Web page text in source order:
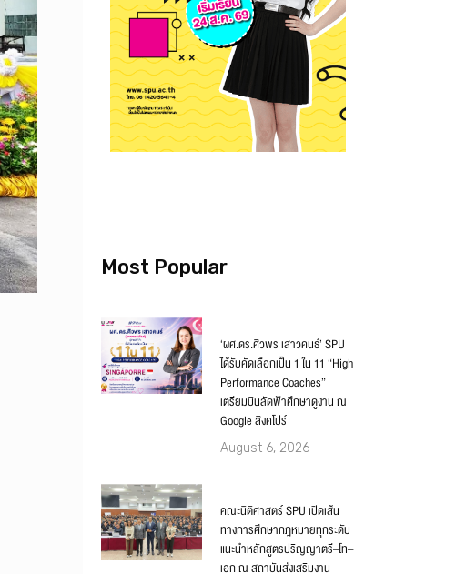
Most Popular
‘ผศ.ดร.ศิวพร เสาวคนธ์’ SPU
ได้รับคัดเลือกเป็น 1 ใน 11 “High
Performance Coaches”
เตรียมบินลัดฟ้าศึกษาดูงาน ณ
Google สิงคโปร์
August 6, 2026
คณะนิติศาสตร์ SPU เปิดเส้น
ทางการศึกษากฎหมายทุกระดับ
แนะนำหลักสูตรปริญญาตรี–โท–
เอก ณ สถาบันส่งเสริมงาน